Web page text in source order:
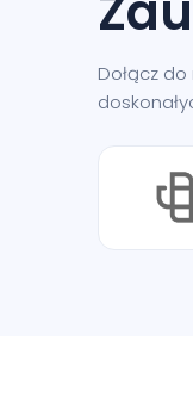
Dołącz